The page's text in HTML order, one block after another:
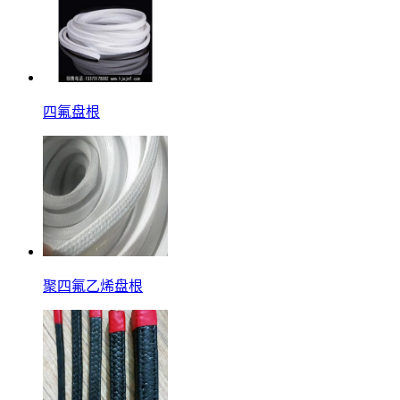
四氟盘根
聚四氟乙烯盘根